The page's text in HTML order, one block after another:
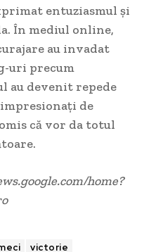
entuziasmul și
În mediul online,
au invadat
uri precum
au devenit repede
de
că vor da totul
home?
victorie